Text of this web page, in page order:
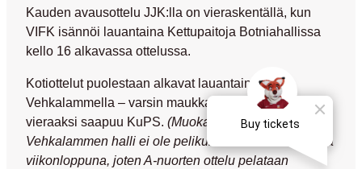
Kauden avausottelu JJK:lla on vieraskentällä, kun
VIFK isännöi lauantaina Kettupaitoja Botniahallissa
kello 16 alkavassa ottelussa.
Kotiottelut puolestaan alkavat lauantaina 7.2.
Vehkalammella – varsin maukkaalla ottelulla, sillä
vieraaksi saapuu KuPS. (Muokattu 3.2.:
Vehkalammen halli ei ole pelikunnossa vielä tulevana
viikonloppuna, joten A-nuorten ottelu pelataan